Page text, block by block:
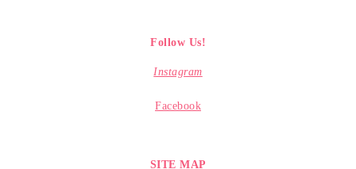
Follow Us!
Instagram
Facebook
SITE MAP